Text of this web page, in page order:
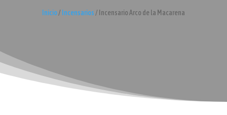
Inicio/ Incensarios / Incensario Arco de la Macarena